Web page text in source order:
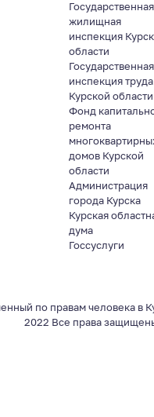
Государственная
жилищная
инспекция
области
Государственная
инспекция
Курской области
Фонд
ремонта
домов Курской
области
Администрация
города Курска
Курская
дума
Госсуслуги
по правам человека в
2022 Все права